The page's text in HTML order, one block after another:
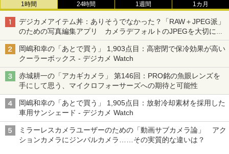
1時間 24時間 1週間 1カ月
デジカメアイテム丼：ありそうでなかった？「RAW＋JPEG派」
のための写真編集アプリ カメラデフォルトのJPEGを大切にす
る「Filmator」
岡嶋和幸の「あとで買う」 1,903点目：高密閉で保冷効果が高い
クーラーボックス - デジカメ Watch
赤城耕一の「アカギカメラ」 第146回：PRO銘の魚眼レンズを
手にして思う、マイクロフォーサーズへの期待と可能性
岡嶋和幸の「あとで買う」 1,905点目：放射冷却素材を採用した
車用サンシェード - デジカメ Watch
ミラーレスカメラユーザーのための「動画サブカメラ論」 アク
ションカメラにジンバルカメラ……その実質的な違いは？